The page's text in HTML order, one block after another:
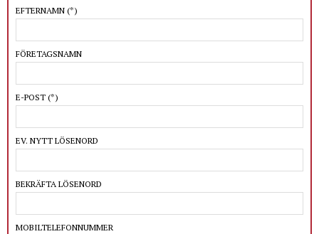
EFTERNAMN (*)
FÖRETAGSNAMN
E-POST (*)
EV. NYTT LÖSENORD
BEKRÄFTA LÖSENORD
MOBILTELEFONNUMMER